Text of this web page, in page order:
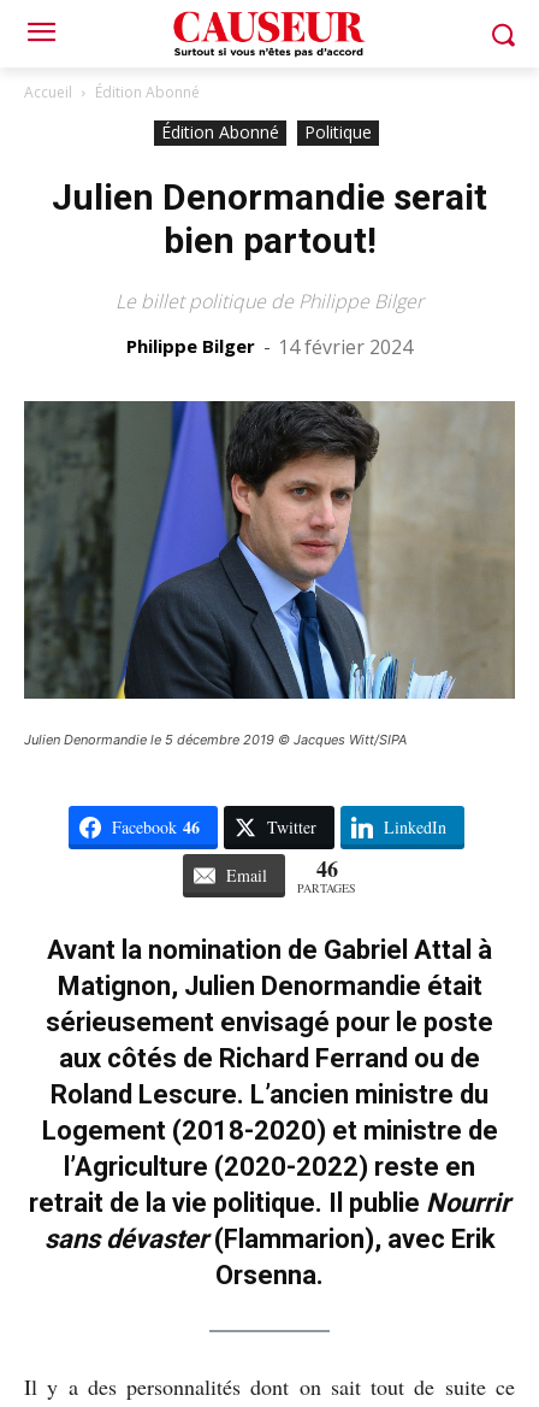
Accueil Édition Abonné
Édition Abonné Politique
Julien Denormandie serait
bien partout!
Le billet politique de Philippe Bilger
Philippe Bilger - 14 février 2024
Julien Denormandie le 5 décembre 2019 © Jacques Witt/SIPA
Facebook 46 Twitter LinkedIn
Email 46
PARTAGES
Avant la nomination de Gabriel Attal à
Matignon, Julien Denormandie était
sérieusement envisagé pour le poste
aux côtés de Richard Ferrand ou de
Roland Lescure. L’ancien ministre du
Logement (2018-2020) et ministre de
l’Agriculture (2020-2022) reste en
retrait de la vie politique. Il publie Nourrir
sans dévaster(Flammarion), avec Erik
Orsenna.
Il y a des personnalités dont on sait tout de suite ce